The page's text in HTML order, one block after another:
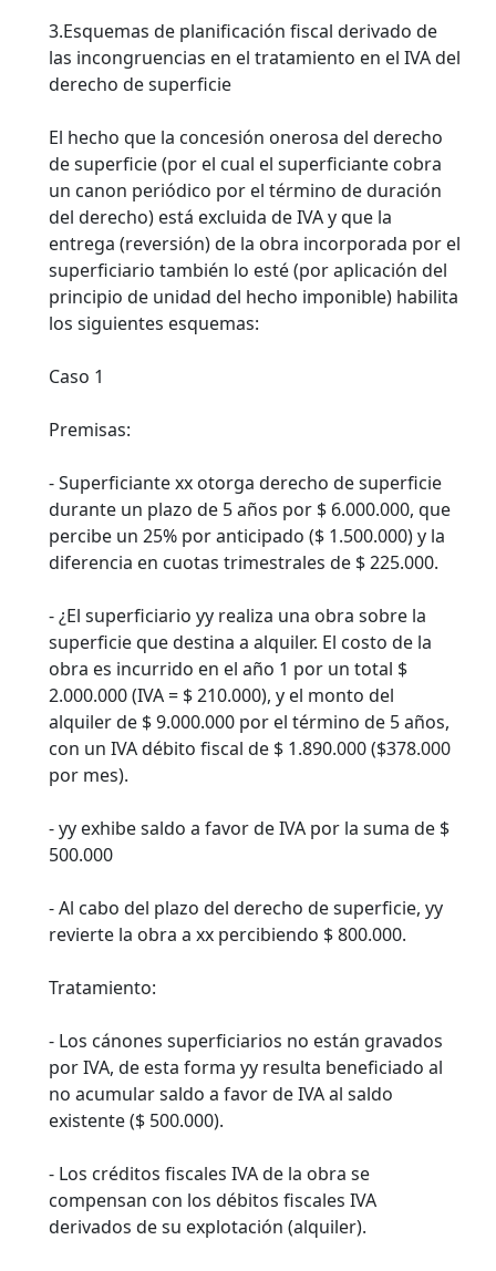
3.Esquemas de planificación fiscal derivado de
las incongruencias en el tratamiento en el IVA del
derecho de superficie
El hecho que la concesión onerosa del derecho
de superficie (por el cual el superficiante cobra
un canon periódico por el término de duración
del derecho) está excluida de IVA y que la
entrega (reversión) de la obra incorporada por el
superficiario también lo esté (por aplicación del
principio de unidad del hecho imponible) habilita
los siguientes esquemas:
Caso 1
Premisas:
- Superficiante xx otorga derecho de superficie
durante un plazo de 5 años por $ 6.000.000, que
percibe un 25% por anticipado ($ 1.500.000) y la
diferencia en cuotas trimestrales de $ 225.000.
- ¿El superficiario yy realiza una obra sobre la
superficie que destina a alquiler. El costo de la
obra es incurrido en el año 1 por un total $
2.000.000 (IVA = $ 210.000), y el monto del
alquiler de $ 9.000.000 por el término de 5 años,
con un IVA débito fiscal de $ 1.890.000 ($378.000
por mes).
- yy exhibe saldo a favor de IVA por la suma de $
500.000
- Al cabo del plazo del derecho de superficie, yy
revierte la obra a xx percibiendo $ 800.000.
Tratamiento:
- Los cánones superficiarios no están gravados
por IVA, de esta forma yy resulta beneficiado al
no acumular saldo a favor de IVA al saldo
existente ($ 500.000).
- Los créditos fiscales IVA de la obra se
compensan con los débitos fiscales IVA
derivados de su explotación (alquiler).